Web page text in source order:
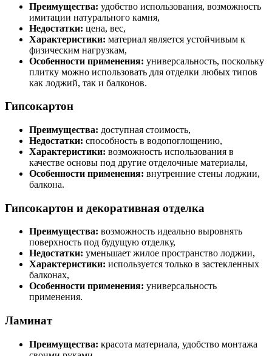
Преимущества: удобство использования, возможность
имитации натурального камня,
Недостатки: цена, вес,
Характеристики: материал является устойчивым к
физическим нагрузкам,
Особенности применения: универсальность, поскольку
плитку можно использовать для отделки любых типов
как лоджий, так и балконов.
Гипсокартон
Преимущества: доступная стоимость,
Недостатки: способность в водопоглощению,
Характеристики: возможность использования в
качестве основы под другие отделочные материалы,
Особенности применения: внутренние стены лоджии,
балкона.
Гипсокартон и декоративная отделка
Преимущества: возможность идеально выровнять
поверхность под будущую отделку,
Недостатки: уменьшает жилое пространство лоджии,
Характеристики: используется только в застекленных
балконах,
Особенности применения: универсальность
применения.
Ламинат
Преимущества: красота материала, удобство монтажа